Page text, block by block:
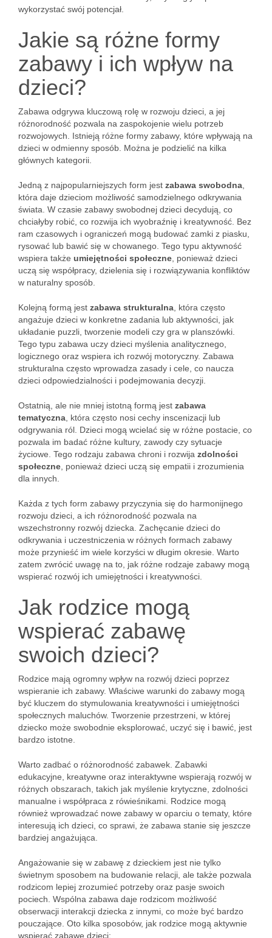
wykorzystać swój potencjał.
Jakie są różne formy
zabawy i ich wpływ na
dzieci?
Zabawa odgrywa kluczową rolę w rozwoju dzieci, a jej
różnorodność pozwala na zaspokojenie wielu potrzeb
rozwojowych. Istnieją różne formy zabawy, które wpływają na
dzieci w odmienny sposób. Można je podzielić na kilka
głównych kategorii.
Jedną z najpopularniejszych form jest zabawa swobodna
która daje dzieciom możliwość samodzielnego odkrywania
świata. W czasie zabawy swobodnej dzieci decydują, co
chciałyby robić, co rozwija ich wyobraźnię i kreatywność. Bez
ram czasowych i ograniczeń mogą budować zamki z piasku,
rysować lub bawić się w chowanego. Tego typu aktywność
wspiera także umiejętności społeczne , ponieważ dzieci
uczą się współpracy, dzielenia się i rozwiązywania konfliktów
w naturalny sposób.
Kolejną formą jest zabawa strukturalna , która często
angażuje dzieci w konkretne zadania lub aktywności, jak
układanie puzzli, tworzenie modeli czy gra w planszówki.
Tego typu zabawa uczy dzieci myślenia analitycznego,
logicznego oraz wspiera ich rozwój motoryczny. Zabawa
strukturalna często wprowadza zasady i cele, co naucza
dzieci odpowiedzialności i podejmowania decyzji.
Ostatnią, ale nie mniej istotną formą jest zabawa
tematyczna , która często nosi cechy inscenizacji lub
odgrywania ról. Dzieci mogą wcielać się w różne postacie, co
pozwala im badać różne kultury, zawody czy sytuacje
życiowe. Tego rodzaju zabawa chroni i rozwija zdolności
społeczne , ponieważ dzieci uczą się empatii i zrozumienia
dla innych.
Każda z tych form zabawy przyczynia się do harmonijnego
rozwoju dzieci, a ich różnorodność pozwala na
wszechstronny rozwój dziecka. Zachęcanie dzieci do
odkrywania i uczestniczenia w różnych formach zabawy
może przynieść im wiele korzyści w długim okresie. Warto
zatem zwrócić uwagę na to, jak różne rodzaje zabawy mogą
wspierać rozwój ich umiejętności i kreatywności.
Jak rodzice mogą
wspierać zabawę
swoich dzieci?
Rodzice mają ogromny wpływ na rozwój dzieci poprzez
wspieranie ich zabawy. Właściwe warunki do zabawy mogą
być kluczem do stymulowania kreatywności i umiejętności
społecznych maluchów. Tworzenie przestrzeni, w której
dziecko może swobodnie eksplorować, uczyć się i bawić, jest
bardzo istotne.
Warto zadbać o różnorodność zabawek. Zabawki
edukacyjne, kreatywne oraz interaktywne wspierają rozwój w
różnych obszarach, takich jak myślenie krytyczne, zdolności
manualne i współpraca z rówieśnikami. Rodzice mogą
również wprowadzać nowe zabawy w oparciu o tematy, które
interesują ich dzieci, co sprawi, że zabawa stanie się jeszcze
bardziej angażująca.
Angażowanie się w zabawę z dzieckiem jest nie tylko
świetnym sposobem na budowanie relacji, ale także pozwala
rodzicom lepiej zrozumieć potrzeby oraz pasje swoich
pociech. Wspólna zabawa daje rodzicom możliwość
obserwacji interakcji dziecka z innymi, co może być bardzo
pouczające. Oto kilka sposobów, jak rodzice mogą aktywnie
wspierać zabawę dzieci: